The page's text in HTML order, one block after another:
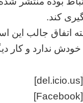
کند.
اتفاق جالب
خودش ندارد و کار